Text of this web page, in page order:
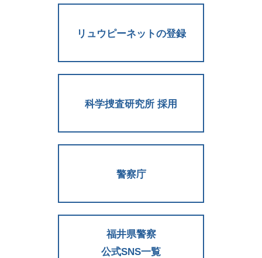
リュウピーネットの登録
科学捜査研究所 採用
警察庁
福井県警察
公式SNS一覧